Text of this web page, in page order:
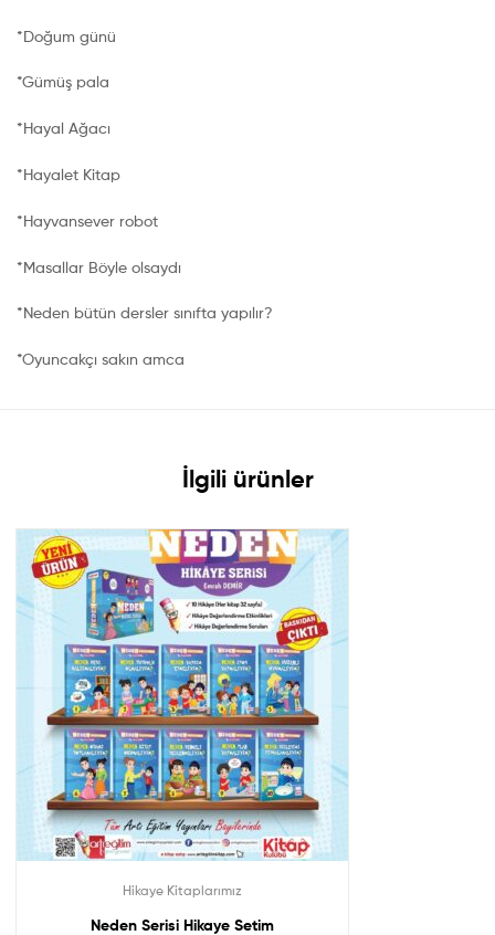
*Doğum günü
*Gümüş pala
*Hayal Ağacı
*Hayalet Kitap
*Hayvansever robot
*Masallar Böyle olsaydı
*Neden bütün dersler sınıfta yapılır?
*Oyuncakçı sakın amca
İlgili ürünler
Hikaye Kitaplarımız
Neden Serisi Hikaye Setim